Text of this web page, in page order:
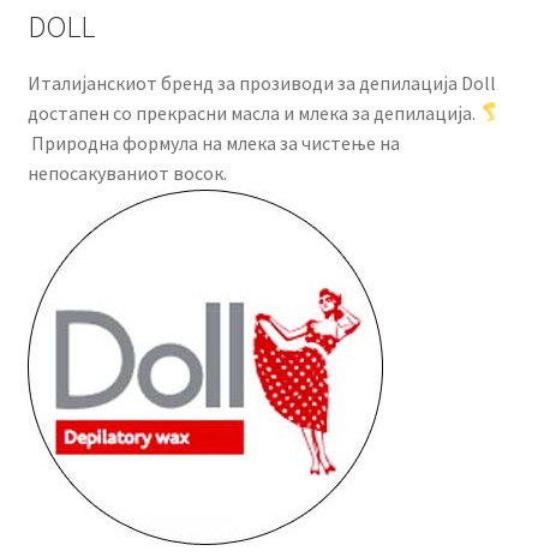
DOLL
Италијанскиот бренд за прозиводи за депилација Doll
достапен со прекрасни масла и млека за депилација.
Природна формула на млека за чистење на
непосакуваниот восок.